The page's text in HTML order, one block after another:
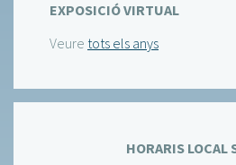
EXPOSICIÓ VIRTUAL
Veure tots els anys
HORARIS LOCAL